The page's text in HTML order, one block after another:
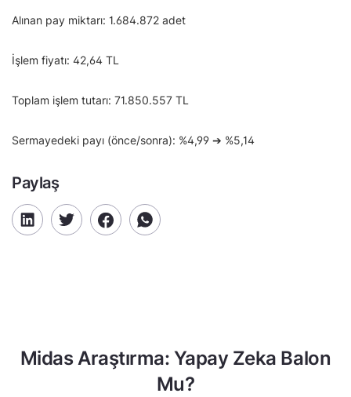
Alınan pay miktarı: 1.684.872 adet
İşlem fiyatı: 42,64 TL
Toplam işlem tutarı: 71.850.557 TL
Sermayedeki payı (önce/sonra): %4,99 ➔ %5,14
Paylaş
Midas Araştırma: Yapay Zeka Balon
Mu?